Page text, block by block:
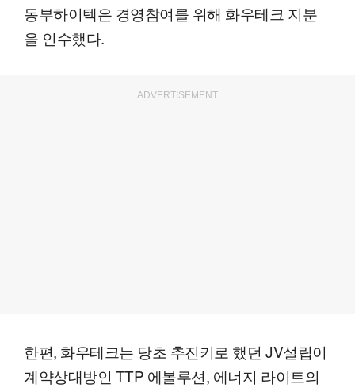
동부하이텍은 경영참여를 위해 화우테크 지분
을 인수했다.
ADVERTISEMENT
한편, 화우테크는 당초 추진키로 했던 JV설립이
계약상대방인 TTP 에볼루션, 에너지 라이트의